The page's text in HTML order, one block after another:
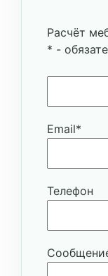
Расчёт
* -
Email*
Телефон